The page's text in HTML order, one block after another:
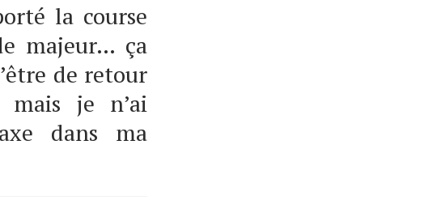
la course
majeur… ça
de retour
mais je n’ai
dans ma